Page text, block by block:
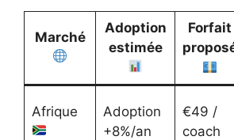
Marché
Adoption
estimée
Forfait
Afrique
Adoption
+8%/an
€49 /
coach